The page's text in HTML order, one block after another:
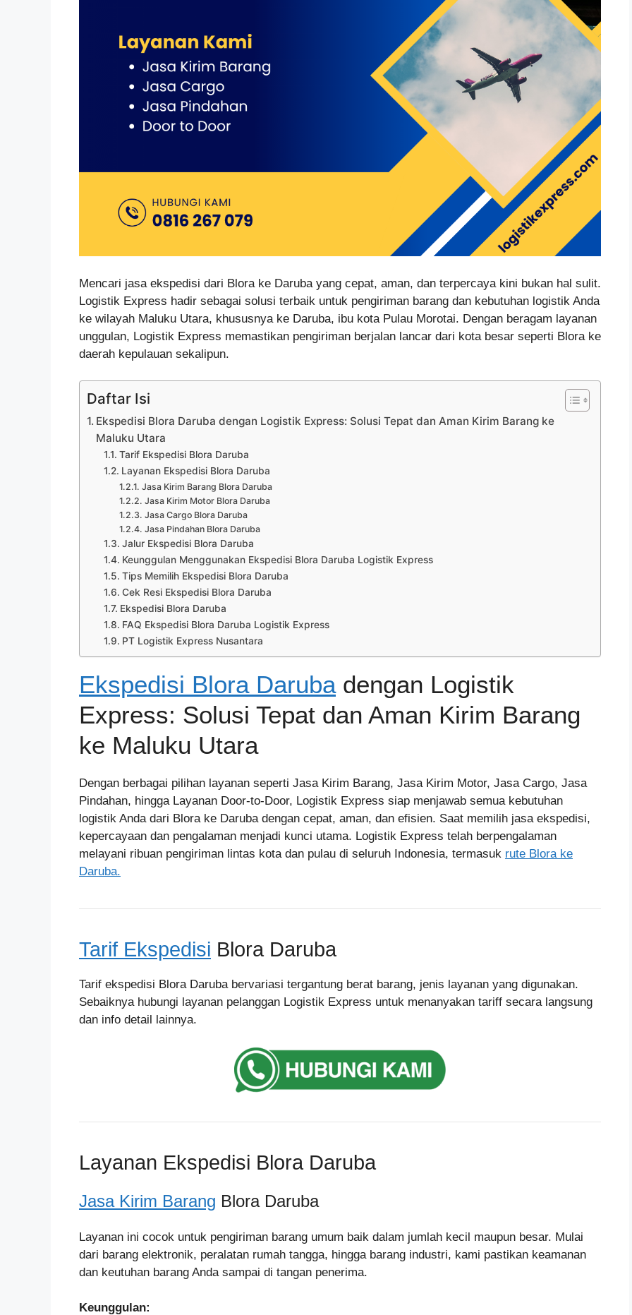
Mencari jasa ekspedisi dari Blora ke Daruba yang cepat, aman, dan terpercaya kini bukan hal sulit.
Logistik Express hadir sebagai solusi terbaik untuk pengiriman barang dan kebutuhan logistik Anda
ke wilayah Maluku Utara, khususnya ke Daruba, ibu kota Pulau Morotai. Dengan beragam layanan
unggulan, Logistik Express memastikan pengiriman berjalan lancar dari kota besar seperti Blora ke
daerah kepulauan sekalipun.
Daftar Isi
Ekspedisi Blora Daruba dengan Logistik Express: Solusi Tepat dan Aman Kirim Barang ke
Maluku Utara
Tarif Ekspedisi Blora Daruba
Layanan Ekspedisi Blora Daruba
Jasa Kirim Barang Blora Daruba
Jasa Kirim Motor Blora Daruba
Jasa Cargo Blora Daruba
Jasa Pindahan Blora Daruba
Jalur Ekspedisi Blora Daruba
Keunggulan Menggunakan Ekspedisi Blora Daruba Logistik Express
Tips Memilih Ekspedisi Blora Daruba
Cek Resi Ekspedisi Blora Daruba
Ekspedisi Blora Daruba
FAQ Ekspedisi Blora Daruba Logistik Express
PT Logistik Express Nusantara
Ekspedisi Blora Darubadengan Logistik
Express: Solusi Tepat dan Aman Kirim Barang
ke Maluku Utara
Dengan berbagai pilihan layanan seperti Jasa Kirim Barang, Jasa Kirim Motor, Jasa Cargo, Jasa
Pindahan, hingga Layanan Door-to-Door, Logistik Express siap menjawab semua kebutuhan
logistik Anda dari Blora ke Daruba dengan cepat, aman, dan efisien. Saat memilih jasa ekspedisi,
kepercayaan dan pengalaman menjadi kunci utama. Logistik Express telah berpengalaman
melayani ribuan pengiriman lintas kota dan pulau di seluruh Indonesia, termasuk rute Blora ke
Daruba.
Tarif Ekspedisi Blora Daruba
Tarif ekspedisi Blora Daruba bervariasi tergantung berat barang, jenis layanan yang digunakan.
Sebaiknya hubungi layanan pelanggan Logistik Express untuk menanyakan tariff secara langsung
dan info detail lainnya.
Layanan Ekspedisi Blora Daruba
Jasa Kirim Barang Blora Daruba
Layanan ini cocok untuk pengiriman barang umum baik dalam jumlah kecil maupun besar. Mulai
dari barang elektronik, peralatan rumah tangga, hingga barang industri, kami pastikan keamanan
dan keutuhan barang Anda sampai di tangan penerima.
Keunggulan: